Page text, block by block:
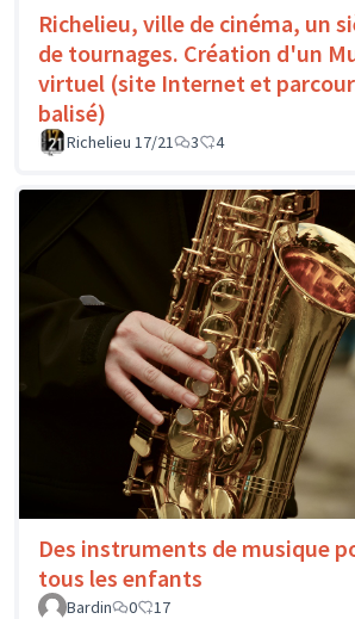
Richelieu, ville de cinéma, un
de tournages. Création d'un
virtuel (site Internet et
balisé)
Richelieu 17/21 3 4
Des instruments de musique
tous les enfants
Bardin
0 17